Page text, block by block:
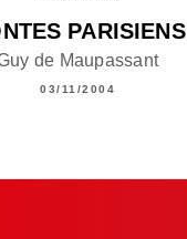
PARISIENS
de Maupassant
03/11/2004